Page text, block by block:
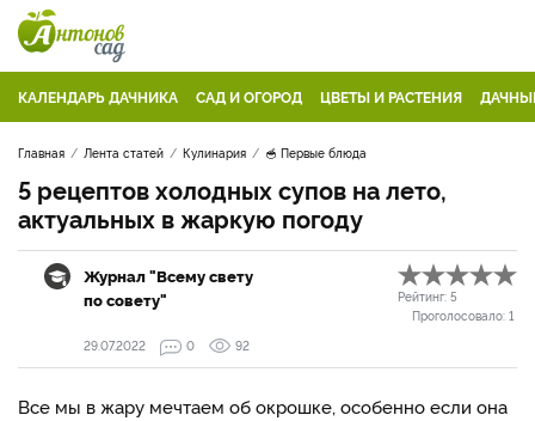
КАЛЕНДАРЬ ДАЧНИКА САД И ОГОРОД ЦВЕТЫ И РАСТЕНИЯ
Главная Лента статей Кулинария 🥣 Первые блюда
5 рецептов холодных супов на лето,
актуальных в жаркую погоду
Журнал "Всему свету
по совету"
Рейтинг: 5
Проголосовало: 1
29.07.2022
0 92
Все мы в жару мечтаем об окрошке, особенно если она